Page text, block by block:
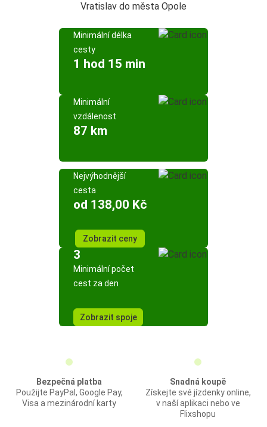
Vratislav do města Opole
Minimální délka
cesty
1 hod 15 min
Minimální
vzdálenost
87 km
Nejvýhodnější
cesta
od 138,00 Kč
Zobrazit ceny
3
Minimální počet
cest za den
Zobrazit spoje
Bezpečná platba
Použijte PayPal, Google Pay,
Visa a mezinárodní karty
Snadná koupě
Získejte své jízdenky online,
v naší aplikaci nebo ve
Flixshopu